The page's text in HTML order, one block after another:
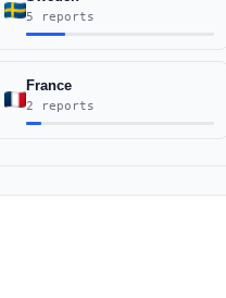
5 reports
France
2 reports